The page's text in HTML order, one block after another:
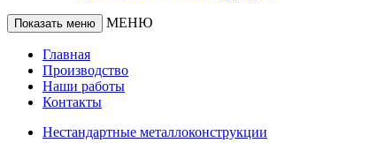
Показать меню МЕНЮ
Главная
Производство
Наши работы
Контакты
Нестандартные металлоконструкции